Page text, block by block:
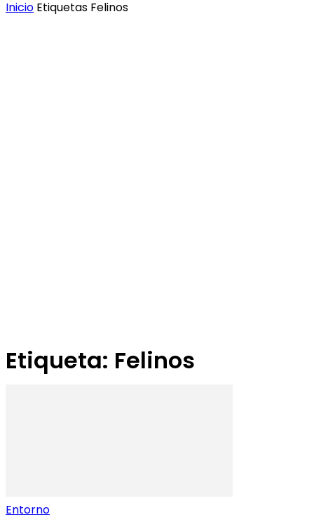
Inicio Etiquetas Felinos
Etiqueta: Felinos
Entorno